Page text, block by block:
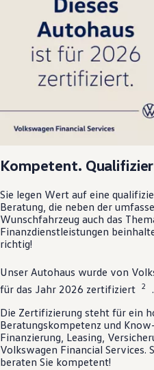
Kompetent.
Sie legen Wert auf eine
Beratung, die neben der
Wunschfahrzeug auch das
Finanzdienstleistungen
richtig!
Unser Autohaus wurde von
für das Jahr 2026 zertifiziert 2
.
Die Zertifizierung steht für ein
Beratungskompetenz und
Finanzierung, Leasing,
Volkswagen Financial Services.
beraten Sie kompetent!